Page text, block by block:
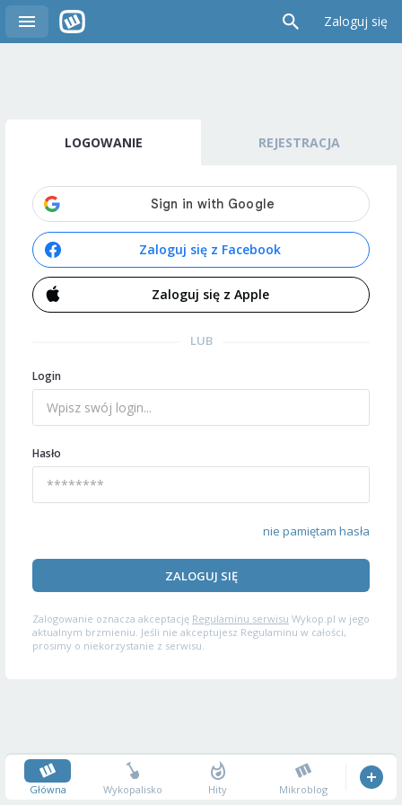
Zaloguj się
LOGOWANIE REJESTRACJA
Zaloguj się z Facebook
Zaloguj się z Apple
LUB
Login
Hasło
nie pamiętam hasła
ZALOGUJ SIĘ
Zalogowanie oznacza akceptację Regulaminu serwisu Wykop.pl w jego
aktualnym brzmieniu. Jeśli nie akceptujesz Regulaminu w całości,
prosimy o niekorzystanie z serwisu.
Główna Wykopalisko Hity Mikroblog